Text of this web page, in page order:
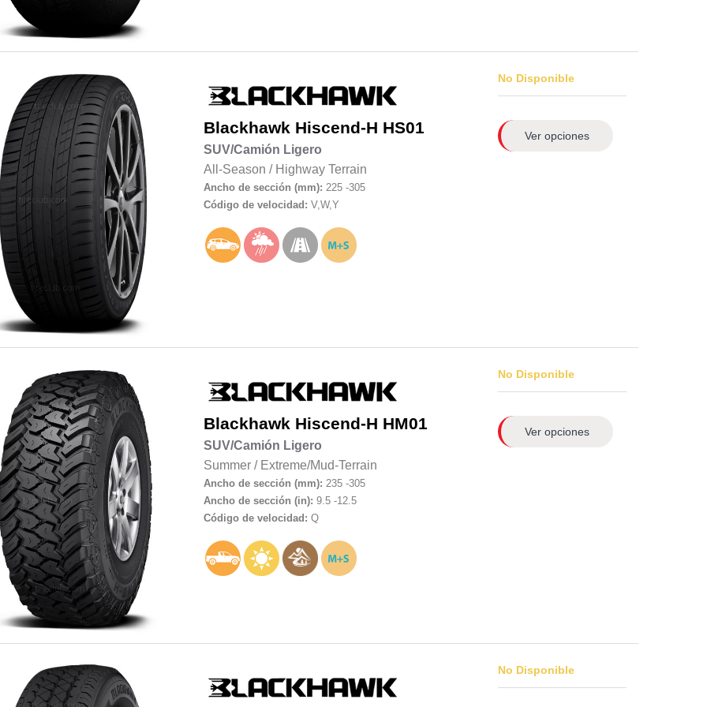
Blackhawk Hiscend-H HS01
SUV/Camión Ligero
All-Season / Highway Terrain
Ancho de sección (mm): 225 -305
Código de velocidad: V,W,Y
No Disponible
Ver opciones
Blackhawk Hiscend-H HM01
SUV/Camión Ligero
Summer / Extreme/Mud-Terrain
Ancho de sección (mm): 235 -305
Ancho de sección (in): 9.5 -12.5
Código de velocidad: Q
No Disponible
Ver opciones
No Disponible